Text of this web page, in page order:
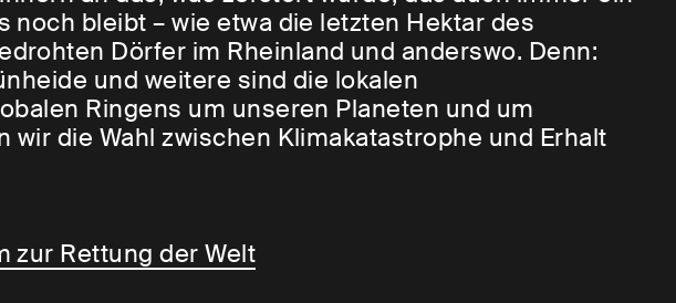
noch bleibt – wie etwa die letzten Hektar des
Dörfer im Rheinland und anderswo. Denn:
und weitere sind die lokalen
Ringens um unseren Planeten und um
wir die Wahl zwischen Klimakatastrophe und Erhalt
zur Rettung der Welt